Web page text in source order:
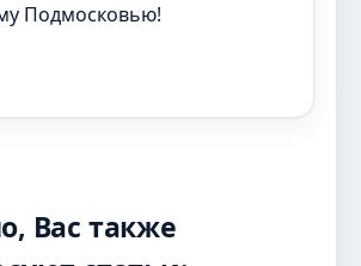
Подмосковью!
Вас также